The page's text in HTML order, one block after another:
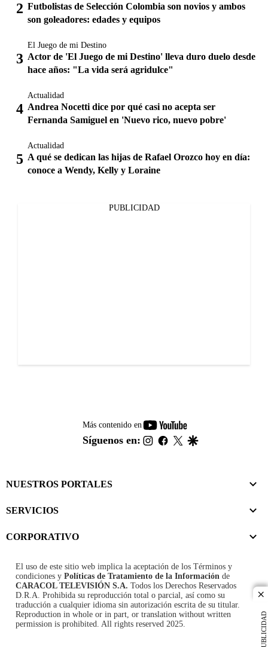
PUBLICIDAD
Futbolistas de Selección Colombia son novios y ambos
son goleadores: edades y equipos
El Juego de mi Destino
Actor de 'El Juego de mi Destino' lleva duro duelo desde
hace años: "La vida será agridulce"
Actualidad
Andrea Nocetti dice por qué casi no acepta ser
Fernanda Samiguel en 'Nuevo rico, nuevo pobre'
Actualidad
A qué se dedican las hijas de Rafael Orozco hoy en día:
conoce a Wendy, Kelly y Loraine
PUBLICIDAD
Más contenido en
youtube-
footer
Síguenos en: instagram
facebook
twitter
NUESTROS PORTALES
SERVICIOS
CORPORATIVO
El uso de este sitio web implica la aceptación de los Términos y
condiciones y Políticas de Tratamiento de la Información de
CARACOL TELEVISIÓN S.A. Todos los Derechos Reservados
D.R.A. Prohibida su reproducción total o parcial, así como su
traducción a cualquier idioma sin autorización escrita de su titular.
Reproduction in whole or in part, or translation without written
permission is prohibited. All rights reserved 2025.